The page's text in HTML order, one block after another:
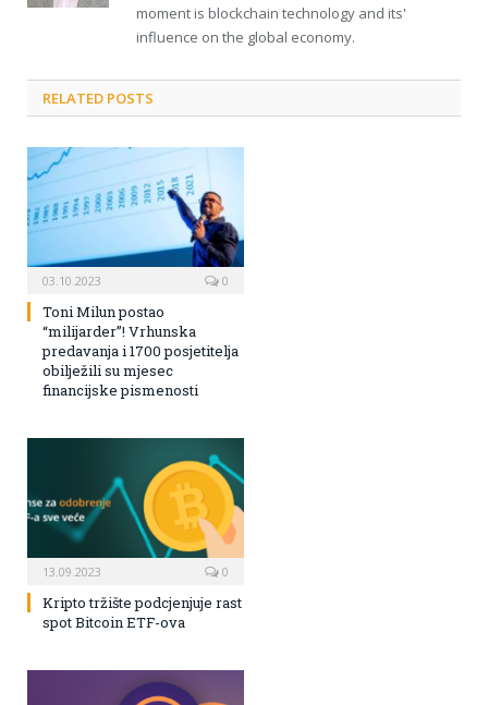
moment is blockchain technology and its'
influence on the global economy.
RELATED POSTS
03.10.2023 0
Toni Milun postao
“milijarder”! Vrhunska
predavanja i 1700 posjetitelja
obilježili su mjesec
financijske pismenosti
13.09.2023 0
Kripto tržište podcjenjuje rast
spot Bitcoin ETF-ova